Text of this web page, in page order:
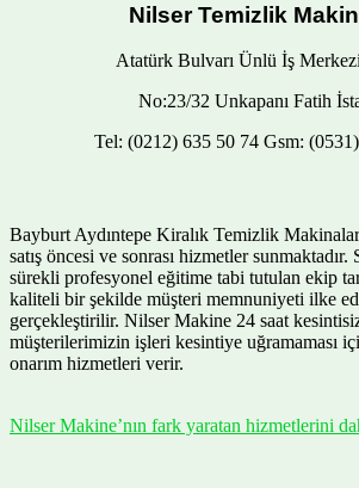
Nilser Temizlik
Atatürk Bulvarı Ünlü İş
No:23/32 Unkapanı Fatih
Tel: (0212) 635 50 74 Gsm:
Bayburt Aydıntepe Kiralık Temizlik
satış öncesi ve sonrası hizmetler
sürekli profesyonel eğitime tabi tutulan ekip
kaliteli bir şekilde müşteri memnuniyeti ilke
gerçekleştirilir. Nilser Makine 24 saat
müşterilerimizin işleri kesintiye uğramaması
onarım hizmetleri verir.
Nilser Makine’nın fark yaratan hizmetlerini